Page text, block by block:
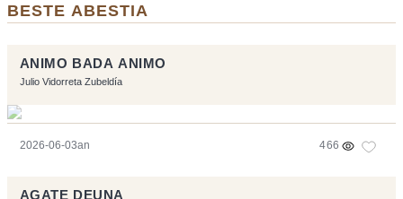
BESTE ABESTIA
ANIMO BADA ANIMO
Julio Vidorreta Zubeldía
2026-06-03an 466
AGATE DEUNA